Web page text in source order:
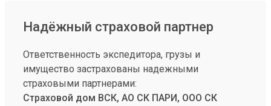
Надёжный страховой партнер
Ответственность экспедитора, грузы и
имущество застрахованы надежными
страховыми партнерами:
Страховой дом ВСК, АО СК ПАРИ, ООО СК